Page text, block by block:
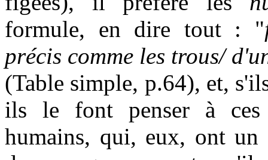
formule, en dire tout : "
précis comme les trous/
(Table simple, p.64), et,
ils le font penser à ces
humains, qui, eux, ont un